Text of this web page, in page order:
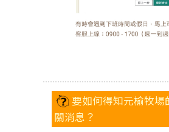
要如何得知元榆牧
關消息？